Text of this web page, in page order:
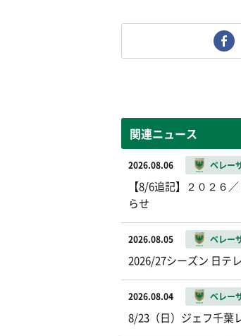
関連ニュース
2026.08.06 ベレー
【8/6追記】２０２６
らせ
2026.08.05 ベレー
2026/27シーズン 日テ
2026.08.04 ベレー
8/23（日）ジェフ千葉